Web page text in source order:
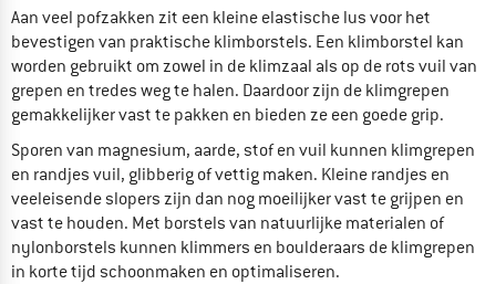
Aan veel pofzakken zit een kleine elastische lus voor het
bevestigen van praktische klimborstels. Een klimborstel kan
worden gebruikt om zowel in de klimzaal als op de rots vuil van
grepen en tredes weg te halen. Daardoor zijn de klimgrepen
gemakkelijker vast te pakken en bieden ze een goede grip.
Sporen van magnesium, aarde, stof en vuil kunnen klimgrepen
en randjes vuil, glibberig of vettig maken. Kleine randjes en
veeleisende slopers zijn dan nog moeilijker vast te grijpen en
vast te houden. Met borstels van natuurlijke materialen of
nylonborstels kunnen klimmers en boulderaars de klimgrepen
in korte tijd schoonmaken en optimaliseren.